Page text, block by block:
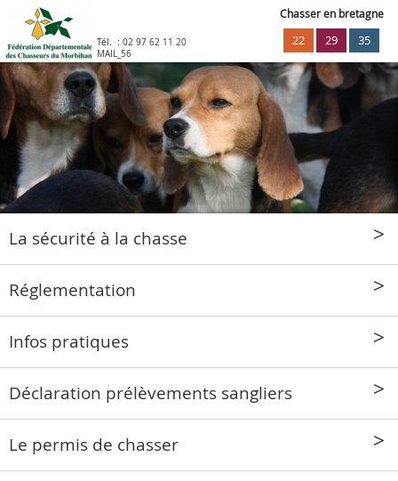
Tél. : 02 97 62 11 20
MAIL_56
Chasser en bretagne
22 29 35
La sécurité à la chasse
Réglementation
Infos pratiques
Déclaration prélèvements sangliers
Le permis de chasser